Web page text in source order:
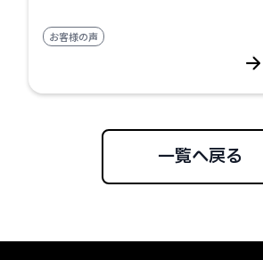
お客様の声
一覧へ戻る